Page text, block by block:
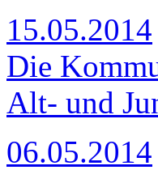
15.05.2014
Die
Alt- und
06.05.2014